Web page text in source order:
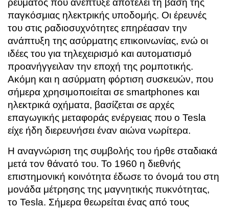
ρεύματος που ανέπτυξε αποτελεί τη βάση της
παγκόσμιας ηλεκτρικής υποδομής. Οι έρευνές
του στις ραδιοσυχνότητες επηρέασαν την
ανάπτυξη της ασύρματης επικοινωνίας, ενώ οι
ιδέες του για τηλεχειρισμό και αυτοματισμό
προανήγγειλαν την εποχή της ρομποτικής.
Ακόμη και η ασύρματη φόρτιση συσκευών, που
σήμερα χρησιμοποιείται σε smartphones και
ηλεκτρικά οχήματα, βασίζεται σε αρχές
επαγωγικής μεταφοράς ενέργειας που ο Tesla
είχε ήδη διερευνήσει έναν αιώνα νωρίτερα.
Η αναγνώριση της συμβολής του ήρθε σταδιακά
μετά τον θάνατό του. Το 1960 η διεθνής
επιστημονική κοινότητα έδωσε το όνομά του στη
μονάδα μέτρησης της μαγνητικής πυκνότητας,
το Tesla. Σήμερα θεωρείται ένας από τους